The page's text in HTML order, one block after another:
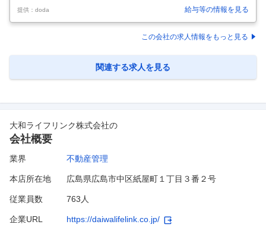
＜山口＞プロパティマネジメント（賃貸）※賞与10か月／フレックス・
残業22H／業界1位の大和ハウスG 【具体的な仕事内容】 ～仲介から管
理へキャリアアップフレックス制度・社宅・住宅手当有／完全週休二日
制(水日祝)／残業平均22H程度～ ■魅力 ◎大和ブランド：営業のしやす
す。 ◎数字だけじゃない：売り上げ数字だけでなく、入居率・後輩指導
など多彩な項目があり、納得の評価環境です。 ◎安心の就業環境
提供：doda 給与等の情報を見る
この会社の求人情報をもっと見る
関連する求人を見る
大和ライフリンク株式会社の
会社概要
業界 不動産管理
本店所在地 広島県広島市中区紙屋町１丁目３番２号
従業員数 763人
企業URL https://daiwalifelink.co.jp/